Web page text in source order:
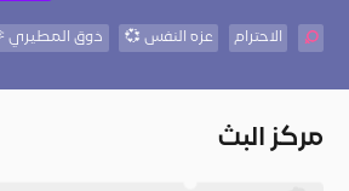
الاحترام عزه النفس 💞 ذوق المطيري 🫶
مركز البث